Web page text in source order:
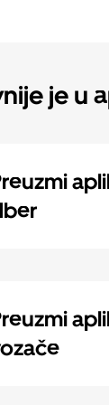
je u